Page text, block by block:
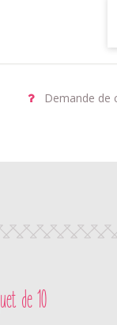
Demande de
de 10